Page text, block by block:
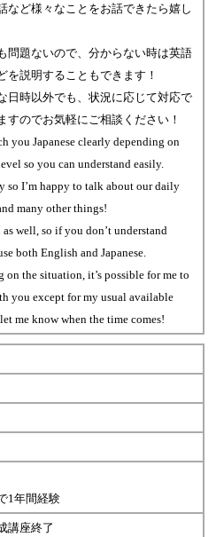
など様々なことをお話できたら嬉し
問題ないので、分からない時は英語
を説明することもできます！
日時以外でも、状況に応じて対応で
すのでお気軽にご相談ください！
you Japanese clearly depending on
so you can understand easily.
so I’m happy to talk about our daily
many other things!
well, so if you don’t understand
both English and Japanese.
on the situation, it’s possible for me to
you except for my usual available
me know when the time comes!
1年間経験
講座終了